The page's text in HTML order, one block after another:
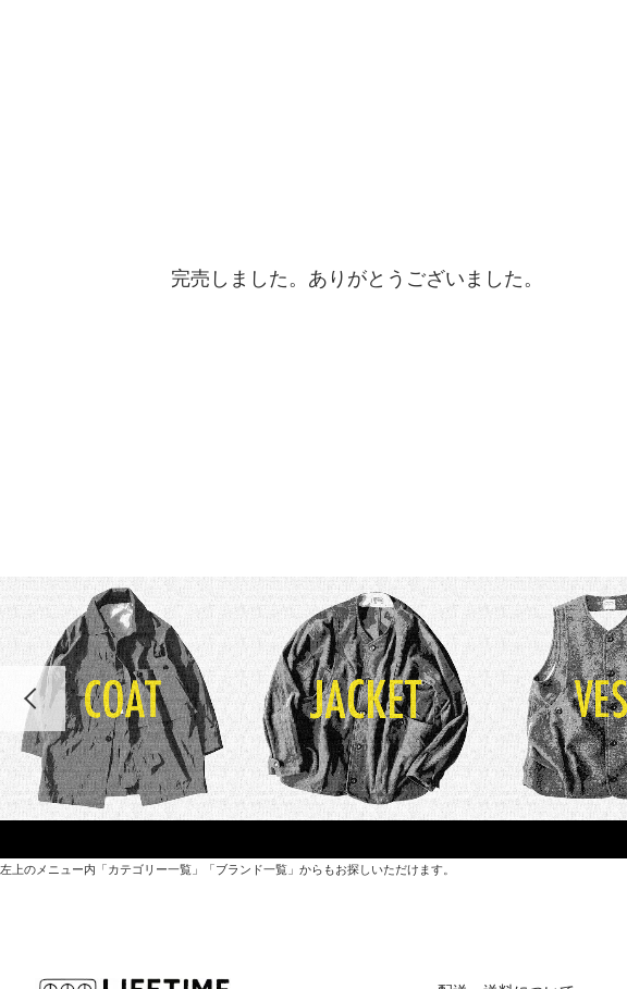
完売しました。ありがとうございました。
左上のメニュー内「カテゴリー一覧」「ブランド一覧」からもお探しいただけます。
オリジナルを含むファッションアイテムが中心の